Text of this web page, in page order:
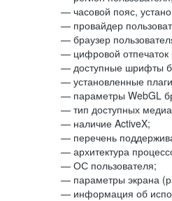
— часовой пояс,
— провайдер
— браузер
— цифровой отпечаток
— доступные шрифты
— установленные
— параметры WebGL
— тип доступных
— наличие ActiveX;
— перечень
— архитектура
— ОС пользователя;
— параметры экрана
— информация об